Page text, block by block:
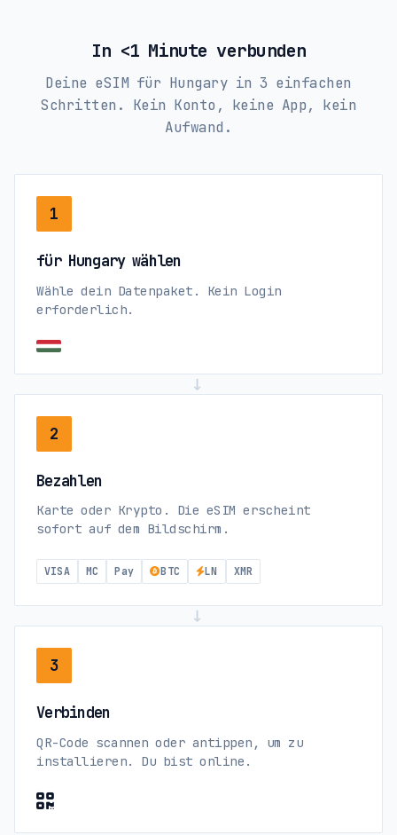
In <1 Minute verbunden
Deine eSIM für Hungary in 3 einfachen
Schritten. Kein Konto, keine App, kein
Aufwand.
1
für Hungary wählen
Wähle dein Datenpaket. Kein Login
erforderlich.
2
Bezahlen
Karte oder Krypto. Die eSIM erscheint
sofort auf dem Bildschirm.
VISA MC Pay BTC LN XMR
→
3
Verbinden
QR-Code scannen oder antippen, um zu
installieren. Du bist online.